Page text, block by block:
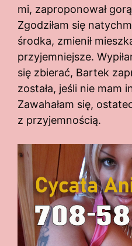
mi, zaproponował
Zgodziłam się
środka, zmienił
przyjemniejsze.
się zbierać, Bartek
została, jeśli nie mam
Zawahałam się,
z przyjemnością.